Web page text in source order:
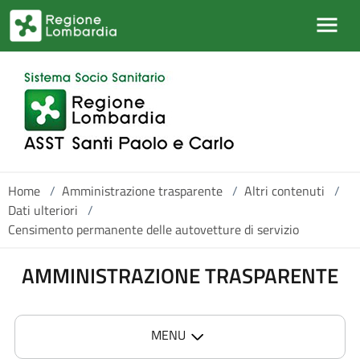
Salta al contenuto principale
Home / Amministrazione trasparente / Altri contenuti /
Dati ulteriori /
Censimento permanente delle autovetture di servizio
AMMINISTRAZIONE TRASPARENTE
MENU